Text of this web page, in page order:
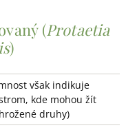
(Protaetia
)
však indikuje
kde mohou žít
druhy)